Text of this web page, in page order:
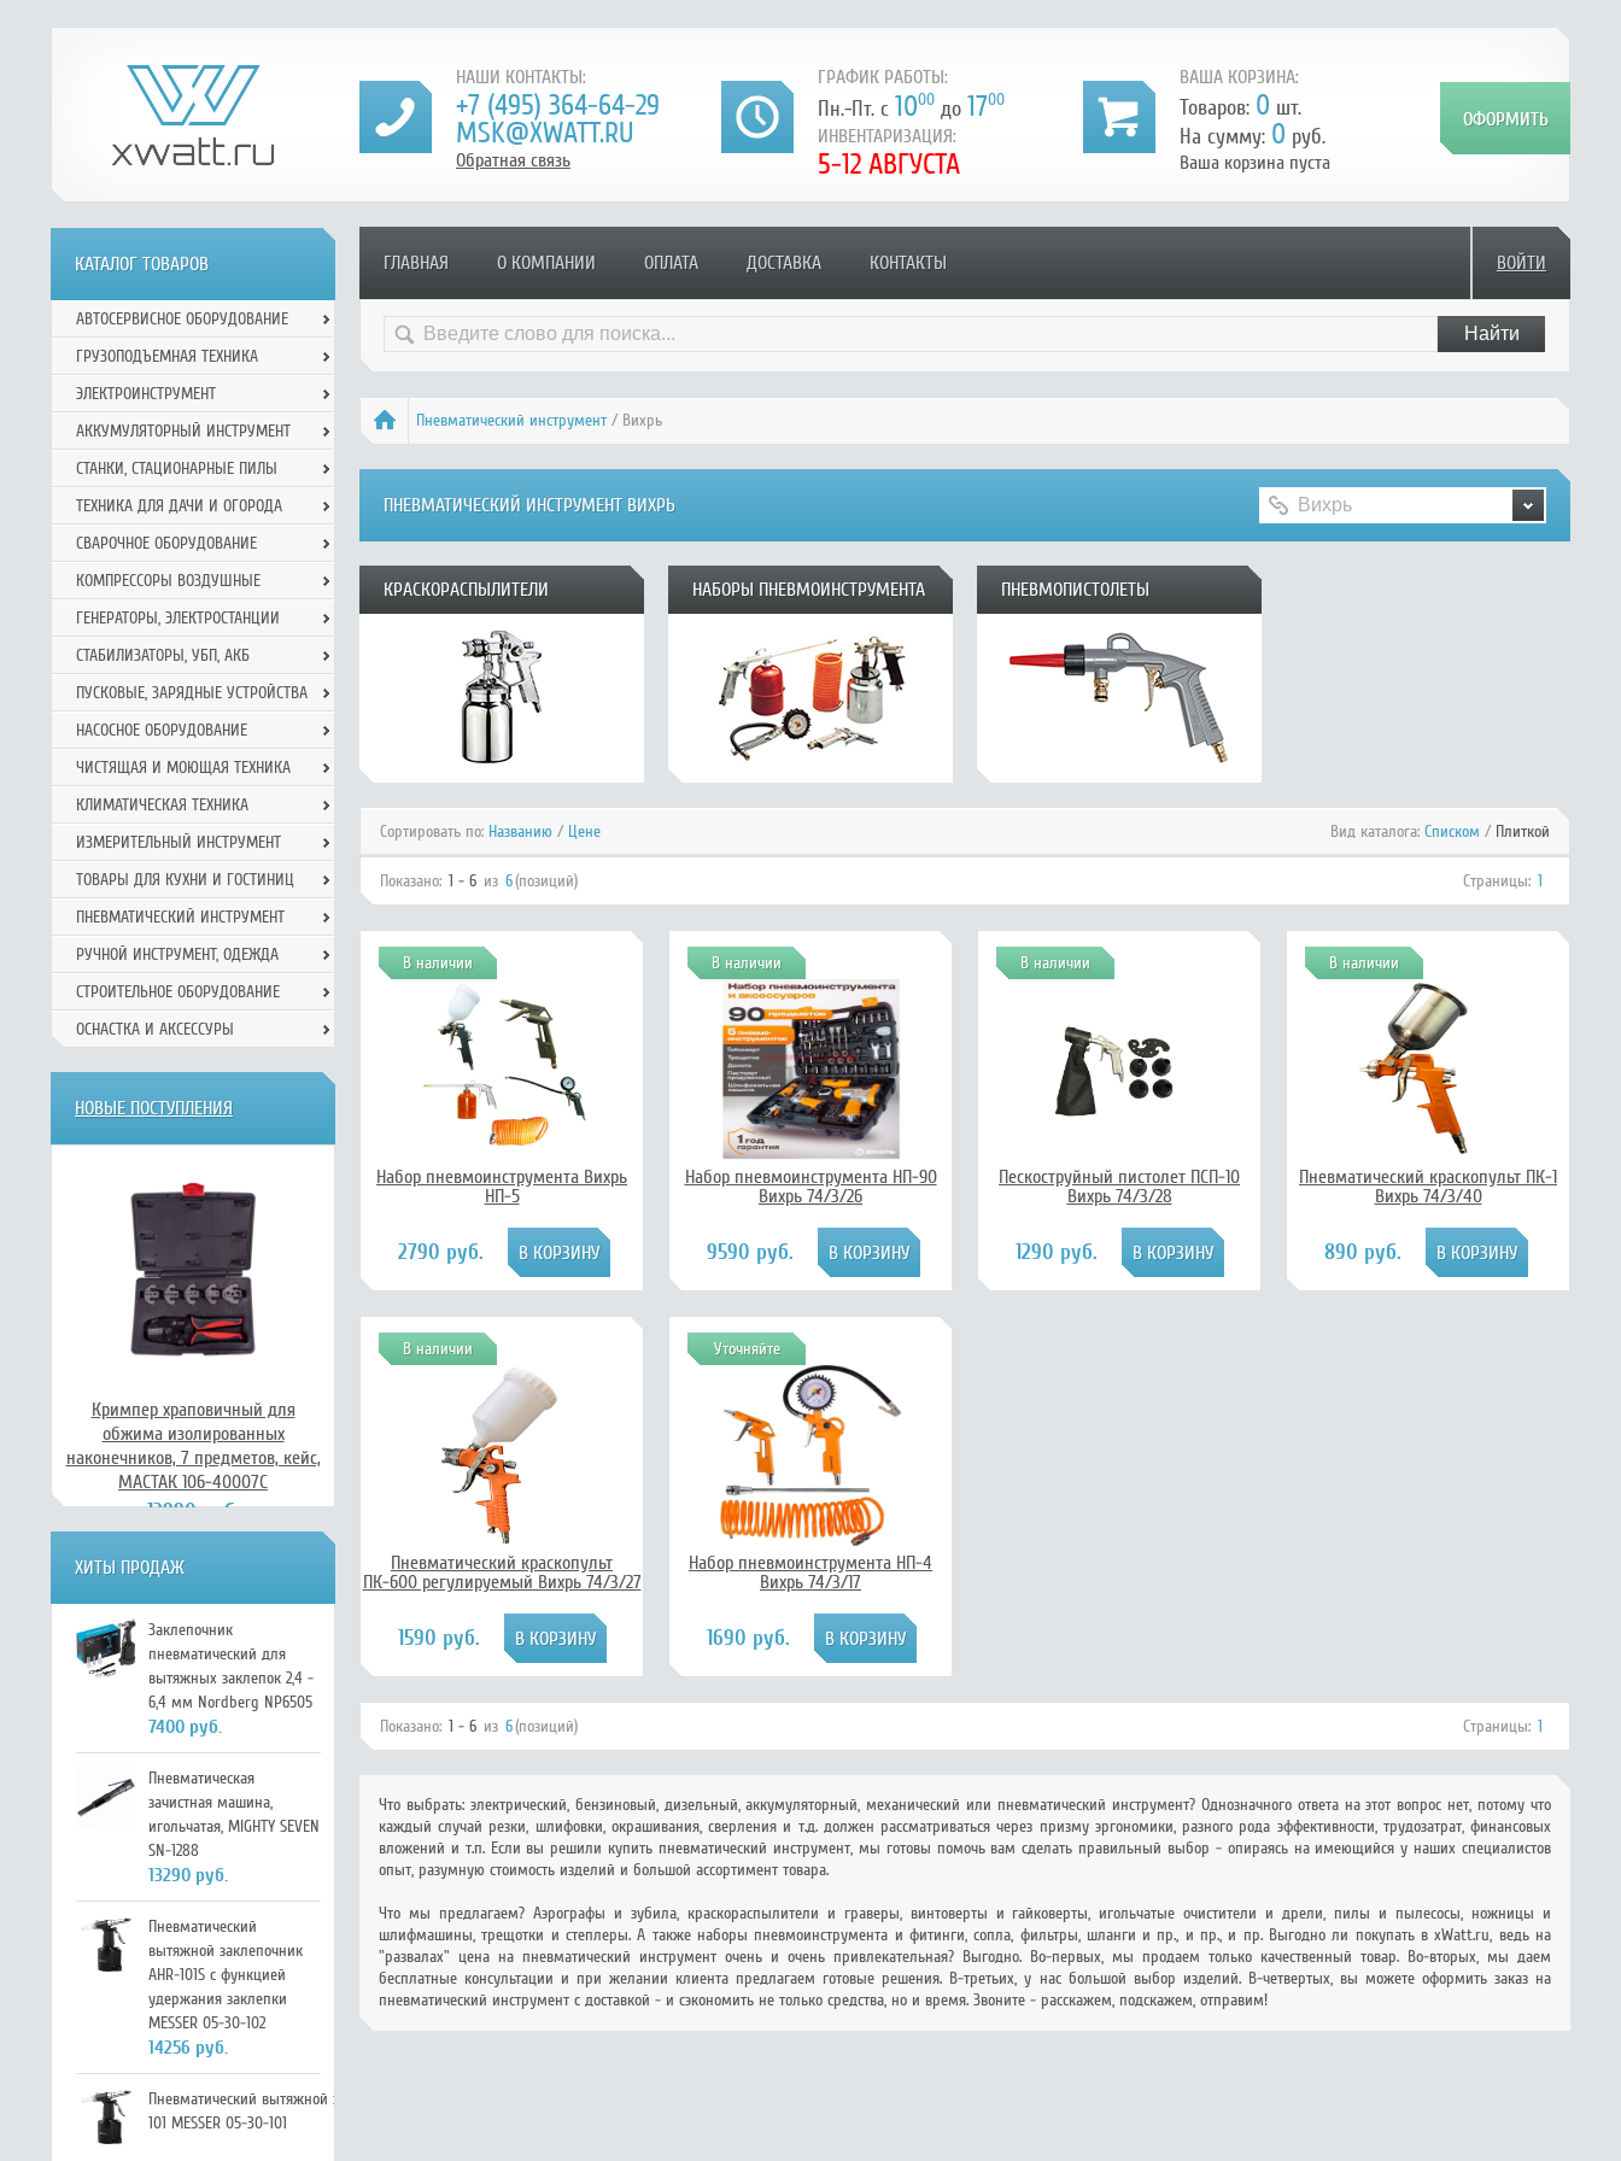
НАШИ КОНТАКТЫ:
+7 (495) 364-64-29
MSK@XWATT.RU
Обратная связь
ГРАФИК РАБОТЫ:
Пн.-Пт. с 1000 до 1700
ИНВЕНТАРИЗАЦИЯ:
5-12 АВГУСТА
ВАША КОРЗИНА:
Товаров: 0 шт.
На сумму: 0 руб.
Ваша корзина пуста
ГЛАВНАЯ О КОМПАНИИ ОПЛАТА ДОСТАВКА КОНТАКТЫ ВОЙТИ
Пневматический инструмент / Вихрь
ПНЕВМАТИЧЕСКИЙ ИНСТРУМЕНТ ВИХРЬ
КРАСКОРАСПЫЛИТЕЛИ НАБОРЫ ПНЕВМОИНСТРУМЕНТА ПНЕВМОПИСТОЛЕТЫ
Сортировать по: Названию / Цене Вид каталога: Списком / Плиткой
Показано: 1 - 6 из 6(позиций) Страницы: 1
В наличии
Набор пневмоинструмента Вихрь
НП-5
2790 руб.
В наличии
Набор пневмоинструмента НП-90
Вихрь 74/3/26
9590 руб.
В наличии
Пескоструйный пистолет ПСП-10
Вихрь 74/3/28
1290 руб.
В наличии
Пневматический краскопульт ПК-1
Вихрь 74/3/40
890 руб.
В наличии
Пневматический краскопульт
ПК-600 регулируемый Вихрь 74/3/27
1590 руб.
Уточняйте
Набор пневмоинструмента НП-4
Вихрь 74/3/17
1690 руб.
Показано: 1 - 6 из 6(позиций) Страницы: 1
Что выбрать: электрический, бензиновый, дизельный, аккумуляторный, механический или пневматический инструмент? Однозначного ответа на этот вопрос нет, потому что
каждый случай резки, шлифовки, окрашивания, сверления и т.д. должен рассматриваться через призму эргономики, разного рода эффективности, трудозатрат, финансовых
вложений и т.п. Если вы решили купить пневматический инструмент, мы готовы помочь вам сделать правильный выбор - опираясь на имеющийся у наших специалистов
опыт, разумную стоимость изделий и большой ассортимент товара.
Что мы предлагаем? Аэрографы и зубила, краскораспылители и граверы, винтоверты и гайковерты, игольчатые очистители и дрели, пилы и пылесосы, ножницы и
шлифмашины, трещотки и степлеры. А также наборы пневмоинструмента и фитинги, сопла, фильтры, шланги и пр., и пр., и пр. Выгодно ли покупать в xWatt.ru, ведь на
"развалах" цена на пневматический инструмент очень и очень привлекательная? Выгодно. Во-первых, мы продаем только качественный товар. Во-вторых, мы даем
бесплатные консультации и при желании клиента предлагаем готовые решения. В-третьих, у нас большой выбор изделий. В-четвертых, вы можете оформить заказ на
пневматический инструмент с доставкой - и сэкономить не только средства, но и время. Звоните - расскажем, подскажем, отправим!
КАТАЛОГ ТОВАРОВ
АВТОСЕРВИСНОЕ ОБОРУДОВАНИЕ
ГРУЗОПОДЪЕМНАЯ ТЕХНИКА
ЭЛЕКТРОИНСТРУМЕНТ
АККУМУЛЯТОРНЫЙ ИНСТРУМЕНТ
СТАНКИ, СТАЦИОНАРНЫЕ ПИЛЫ
ТЕХНИКА ДЛЯ ДАЧИ И ОГОРОДА
СВАРОЧНОЕ ОБОРУДОВАНИЕ
КОМПРЕССОРЫ ВОЗДУШНЫЕ
ГЕНЕРАТОРЫ, ЭЛЕКТРОСТАНЦИИ
СТАБИЛИЗАТОРЫ, УБП, АКБ
ПУСКОВЫЕ, ЗАРЯДНЫЕ УСТРОЙСТВА
НАСОСНОЕ ОБОРУДОВАНИЕ
ЧИСТЯЩАЯ И МОЮЩАЯ ТЕХНИКА
КЛИМАТИЧЕСКАЯ ТЕХНИКА
ИЗМЕРИТЕЛЬНЫЙ ИНСТРУМЕНТ
ТОВАРЫ ДЛЯ КУХНИ И ГОСТИНИЦ
ПНЕВМАТИЧЕСКИЙ ИНСТРУМЕНТ
РУЧНОЙ ИНCТРУМЕНТ, ОДЕЖДА
СТРОИТЕЛЬНОЕ ОБОРУДОВАНИЕ
ОСНАСТКА И АКСЕССУРЫ
НОВЫЕ ПОСТУПЛЕНИЯ
Кримпер храповичный для
обжима изолированных
наконечников, 7 предметов, кейс,
МАСТАК 106-40007C
13990 руб.
ХИТЫ ПРОДАЖ
Заклепочник
пневматический для
вытяжных заклепок 2,4 -
6,4 мм Nordberg NP6505
7400 руб.
Пневматическая
зачистная машина,
игольчатая, MIGHTY SEVEN
SN-1288
13290 руб.
Пневматический
вытяжной заклепочник
AHR-101S с функцией
удержания заклепки
MESSER 05-30-102
14256 руб.
Пневматический вытяжной заклепочник AHR-
101 MESSER 05-30-101